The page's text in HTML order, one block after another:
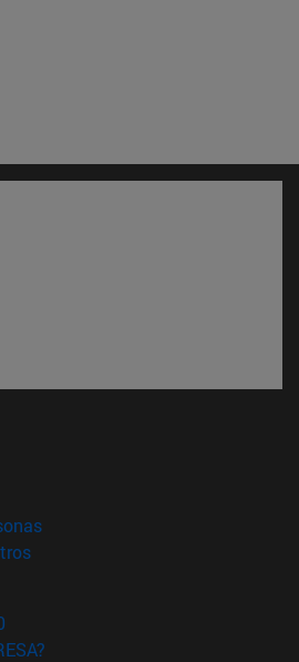
ventana)
(abre en nueva ventana)
(abre en nueva ventana)